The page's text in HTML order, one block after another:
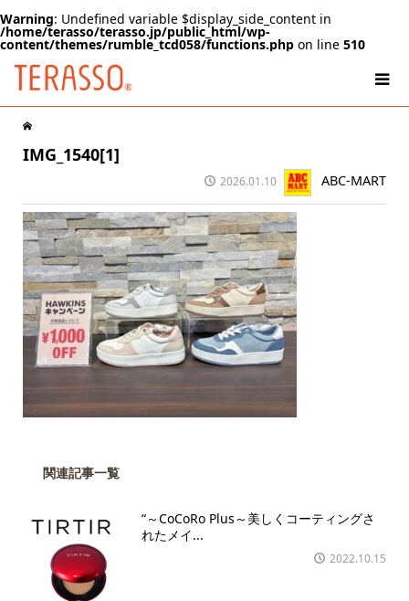
Warning: Undefined variable $display_side_content in
/home/terasso/terasso.jp/public_html/wp-
content/themes/rumble_tcd058/functions.php on line 510
IMG_1540[1]
2026.01.10 ABC-MART
関連記事一覧
“～CoCoRo Plus～美しくコーティングさ
れたメイ...
2022.10.15